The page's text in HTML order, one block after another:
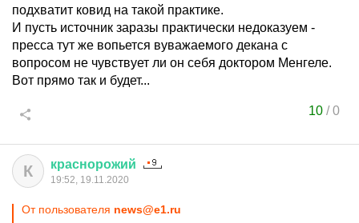
подхватит ковид на такой практике.
И пусть источник заразы практически недоказуем -
пресса тут же вопьется вуважаемого декана с
вопросом не чувствует ли он себя доктором Менгеле.
Вот прямо так и будет...
10 /0
К краснорожий
19:52, 19.11.2020
От пользователя news@e1.ru